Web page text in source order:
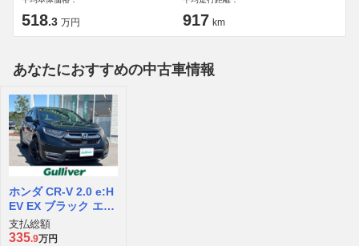
518.3 万円 917 km
あなたにおすすめの中古車情報
ホンダ CR-V 2.0 e:H
EV EX ブラック エデ
ィション 4WD
支払総額
335.9万円